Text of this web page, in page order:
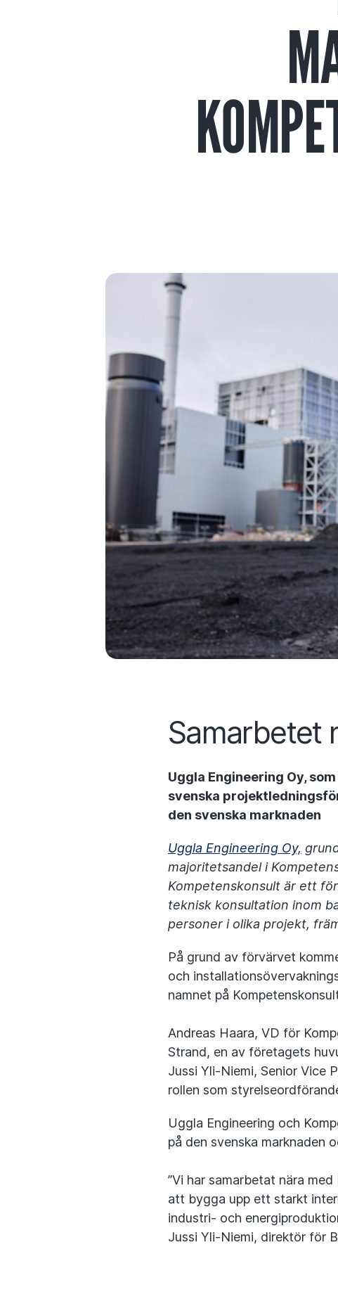
Samarbetet
Uggla Engineering Oy,
svenska
den svenska marknaden
Uggla Engineering Oy,
majoritetsandel i
Kompetenskonsult är ett
teknisk konsultation inom
personer i olika projekt,
På grund av förvärvet
och
namnet på
Andreas Haara, VD för
Strand, en av företagets
Jussi Yli-Niemi, Senior Vice
rollen som
Uggla Engineering och
på den svenska marknaden
”Vi har samarbetat nära
att bygga upp ett starkt
industri- och
Jussi Yli-Niemi, direktör för